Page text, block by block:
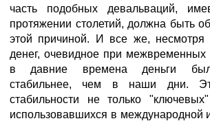
часть подобных девальваций,
протяжении столетий, должна быть
этой причиной. И все же, несмотря
денег, очевидное при межвременных
в давние времена деньги
стабильнее, чем в наши дни.
стабильности не только
использовавшихся в международной